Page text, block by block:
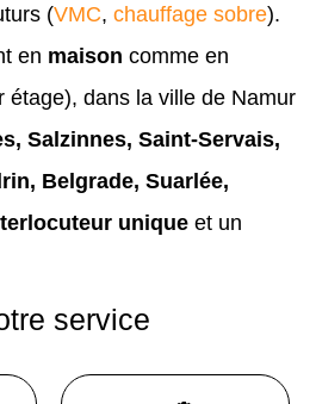
(VMC, chauffage sobre).
en maison comme en
étage), dans la ville de Namur
Salzinnes, Saint-Servais,
Belgrade, Suarlée,
unique et un
service